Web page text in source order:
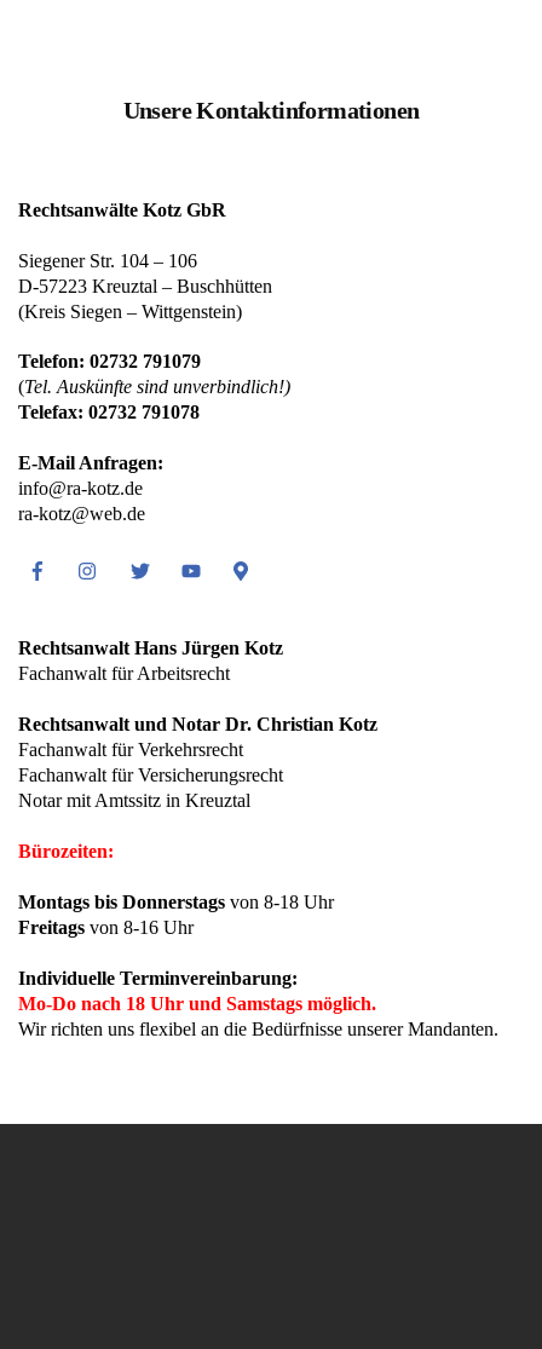
Unsere Kontaktinformationen
Rechtsanwälte Kotz GbR
Siegener Str. 104 – 106
D-57223 Kreuztal – Buschhütten
(Kreis Siegen – Wittgenstein)
Telefon: 02732 791079
(Tel. Auskünfte sind unverbindlich!)
Telefax: 02732 791078
E-Mail Anfragen:
info@ra-kotz.de
ra-kotz@web.de
FacebookInstagramTwitter Youtube Google
Rechtsanwalt Hans Jürgen Kotz
Fachanwalt für Arbeitsrecht
Rechtsanwalt und Notar Dr. Christian Kotz
Fachanwalt für Verkehrsrecht
Fachanwalt für Versicherungsrecht
Notar mit Amtssitz in Kreuztal
Bürozeiten:
Montags bis Donnerstags von 8-18 Uhr
Freitags von 8-16 Uhr
Individuelle Terminvereinbarung:
Mo-Do nach 18 Uhr und Samstags möglich.
Wir richten uns flexibel an die Bedürfnisse unserer Mandanten.